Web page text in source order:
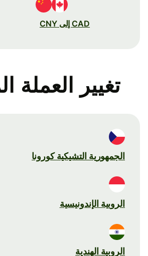
CAD إلى CNY
تغيير العملة
الجمهورية التشيكية كورونا
الروبية الإندونيسية
الروبية الهندية